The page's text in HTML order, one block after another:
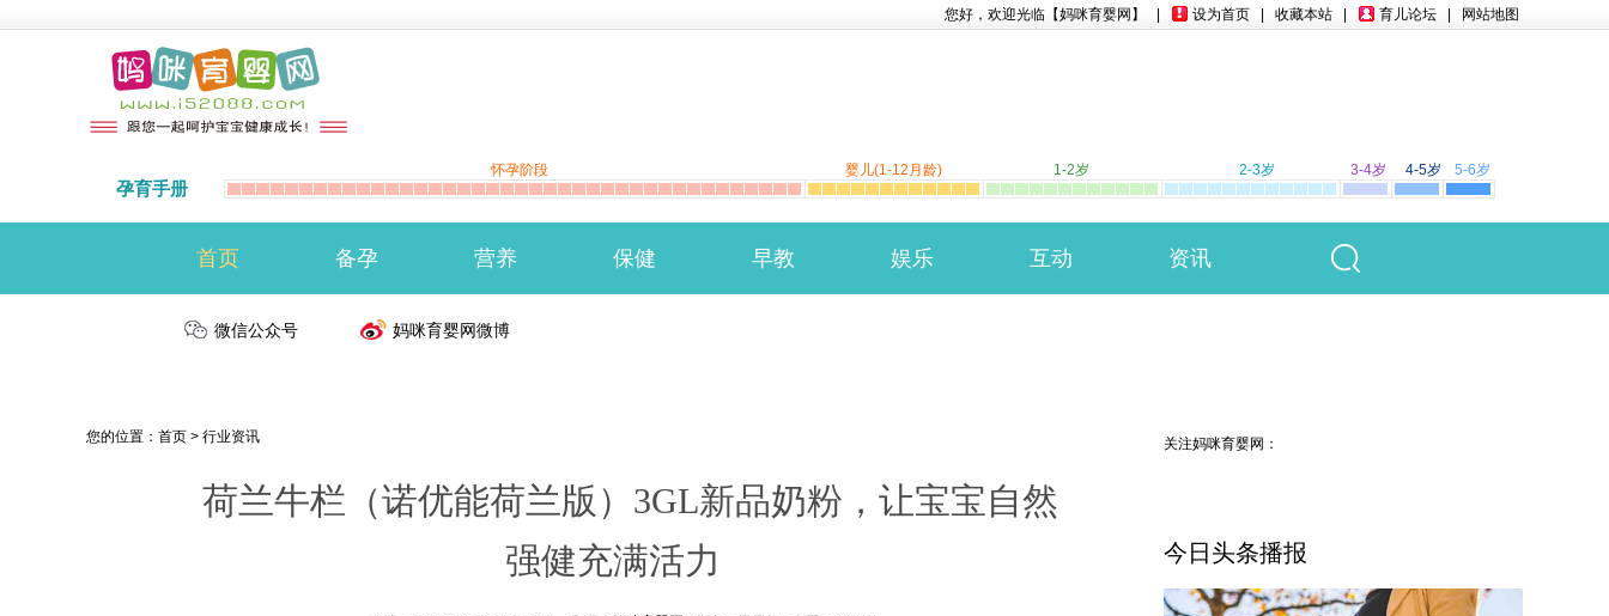
您好，欢迎光临【妈咪育婴网】 设为首页 收藏本站 育儿论坛 网站地图
孕育手册
怀孕阶段 婴儿(1-12月龄) 1-2岁 2-3岁 3-4岁 4-5岁 5-6岁
首页 备孕 营养 保健 早教 娱乐 互动 资讯
微信公众号 妈咪育婴网微博
准备怀孕 备孕注意事项 生男生女
您的位置： 首页 > 行业资讯
荷兰牛栏（诺优能荷兰版）3GL新品奶粉，让宝宝自然
强健充满活力
关注妈咪育婴网：
今日头条播报